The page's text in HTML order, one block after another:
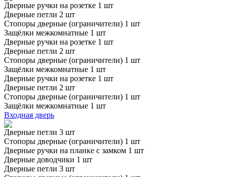
Дверные ручки на розетке 1 шт
Дверные петли 2 шт
Стопоры дверные (ограничители) 1 шт
Защёлки межкомнатные 1 шт
Дверные ручки на розетке 1 шт
Дверные петли 2 шт
Стопоры дверные (ограничители) 1 шт
Защёлки межкомнатные 1 шт
Дверные ручки на розетке 1 шт
Дверные петли 2 шт
Стопоры дверные (ограничители) 1 шт
Защёлки межкомнатные 1 шт
Входная дверь
Дверные петли 3 шт
Стопоры дверные (ограничители) 1 шт
Дверные ручки на планке с замком 1 шт
Дверные доводчики 1 шт
Дверные петли 3 шт